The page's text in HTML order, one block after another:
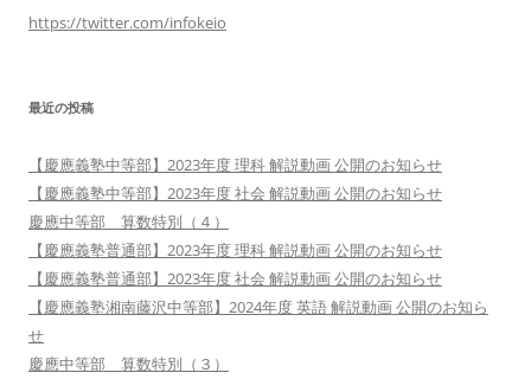
https://twitter.com/infokeio
最近の投稿
【慶應義塾中等部】2023年度 理科 解説動画 公開のお知らせ
【慶應義塾中等部】2023年度 社会 解説動画 公開のお知らせ
慶應中等部 算数特別（４）
【慶應義塾普通部】2023年度 理科 解説動画 公開のお知らせ
【慶應義塾普通部】2023年度 社会 解説動画 公開のお知らせ
【慶應義塾湘南藤沢中等部】2024年度 英語 解説動画 公開のお知ら
せ
慶應中等部 算数特別（３）